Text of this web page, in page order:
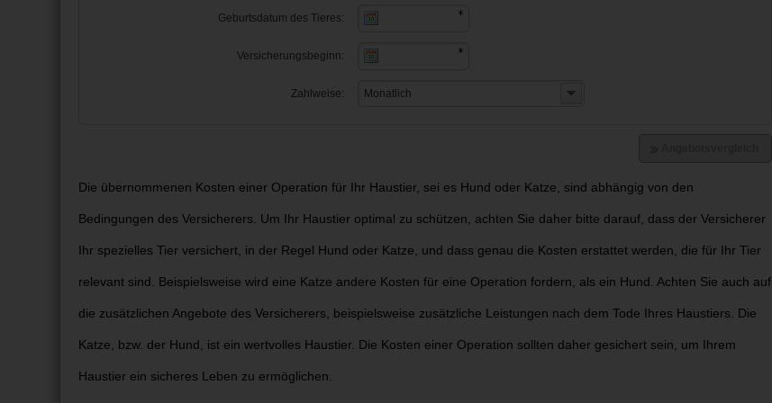
Die übernommenen Kosten einer Operation für Ihr Haustier, sei es Hund oder Katze, sind abhängig von den
Bedingungen des Versicherers. Um Ihr Haustier optimal zu schützen, achten Sie daher bitte darauf, dass der Versicherer
Ihr spezielles Tier versichert, in der Regel Hund oder Katze, und dass genau die Kosten erstattet werden, die für Ihr Tier
relevant sind. Beispielsweise wird eine Katze andere Kosten für eine Operation fordern, als ein Hund. Achten Sie auch auf
die zusätzlichen Angebote des Versicherers, beispielsweise zusätzliche Leistungen nach dem Tode Ihres Haustiers. Die
Katze, bzw. der Hund, ist ein wertvolles Haustier. Die Kosten einer Operation sollten daher gesichert sein, um Ihrem
Haustier ein sicheres Leben zu ermöglichen.